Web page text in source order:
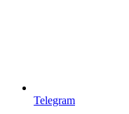
Telegram